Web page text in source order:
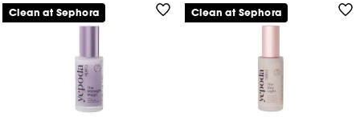
Clean at Sephora Clean at Sephora